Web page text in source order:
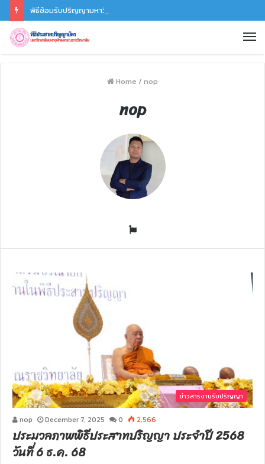
Home / nop
nop
W
ข่าวสารงานรับปริญญา
nop December 7, 2025 0 2,566
ประมวลภาพพิธีประสาทปริญญา ประจำปี 2568
วันที่ 6 ธ.ค. 68